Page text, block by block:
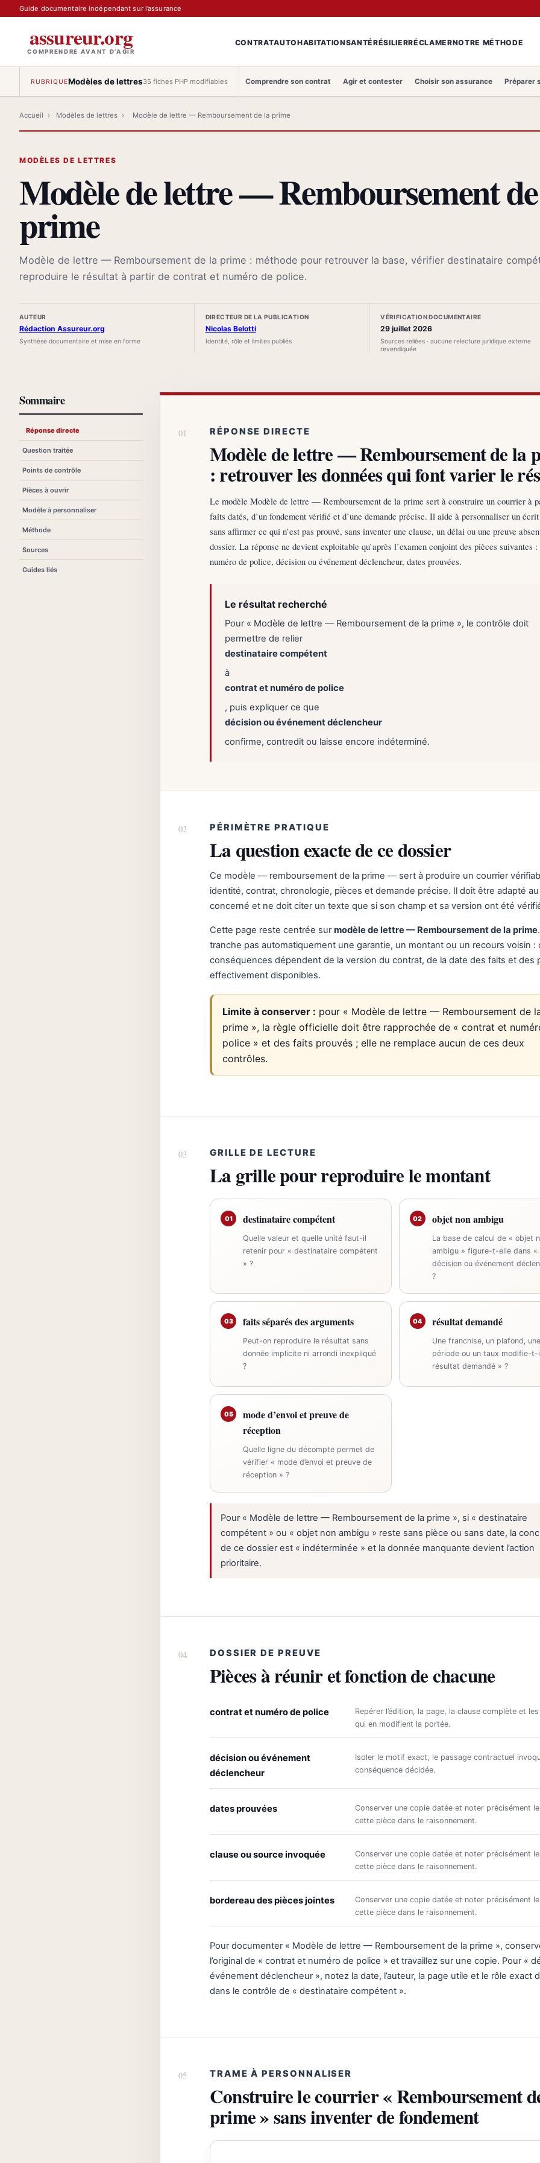
Guide documentaire indépendant sur l’assurance
assureur.org
COMPRENDRE AVANT D’AGIR
CONTRATAUTOHABITATIONSANTÉRÉSILIERRÉCLAMERNOTRE MÉTHODE
RUBRIQUEModèles de lettres35 fiches PHP modifiables Comprendre son contrat Agir et contester Choisir son assurance Préparer
Accueil › Modèles de lettres › Modèle de lettre — Remboursement de la prime
MODÈLES DE LETTRES
Modèle de lettre — Remboursement
prime
Modèle de lettre — Remboursement de la prime : méthode pour retrouver la base, vérifier destinataire
reproduire le résultat à partir de contrat et numéro de police.
AUTEUR
Rédaction Assureur.org
Synthèse documentaire et mise en forme
DIRECTEUR DE LA PUBLICATION
Nicolas Belotti
Identité, rôle et limites publiés
VÉRIFICATION DOCUMENTAIRE
29 juillet 2026
Sources reliées · aucune relecture juridique externe
revendiquée
Sommaire
Réponse directe
Question traitée
Points de contrôle
Pièces à ouvrir
Modèle à personnaliser
Méthode
Sources
Guides liés
RÉPONSE DIRECTE
Modèle de lettre — Remboursement de la
: retrouver les données qui font varier le
Le modèle Modèle de lettre — Remboursement de la prime sert à construire un courrier à
faits datés, d’un fondement vérifié et d’une demande précise. Il aide à personnaliser un
sans affirmer ce qui n’est pas prouvé, sans inventer une clause, un délai ou une preuve
dossier. La réponse ne devient exploitable qu’après l’examen conjoint des pièces suivantes
numéro de police, décision ou événement déclencheur, dates prouvées.
Le résultat recherché
Pour « Modèle de lettre — Remboursement de la prime », le contrôle doit
permettre de relier
destinataire compétent
à
contrat et numéro de police
, puis expliquer ce que
décision ou événement déclencheur
confirme, contredit ou laisse encore indéterminé.
PÉRIMÈTRE PRATIQUE
La question exacte de ce dossier
Ce modèle — remboursement de la prime — sert à produire un courrier
identité, contrat, chronologie, pièces et demande précise. Il doit être adapté
concerné et ne doit citer un texte que si son champ et sa version ont été
Cette page reste centrée surmodèle de lettre — Remboursement de la prime
tranche pas automatiquement une garantie, un montant ou un recours voisin :
conséquences dépendent de la version du contrat, de la date des faits et des
effectivement disponibles.
Limite à conserver : pour « Modèle de lettre — Remboursement de
prime », la règle officielle doit être rapprochée de « contrat et
police » et des faits prouvés ; elle ne remplace aucun de ces deux
contrôles.
GRILLE DE LECTURE
La grille pour reproduire le montant
01 destinataire compétent
Quelle valeur et quelle unité faut-il
retenir pour « destinataire compétent
» ?
02 objet non ambigu
La base de calcul de « objet
ambigu » figure-t-elle dans «
décision ou événement
?
03 faits séparés des arguments
Peut-on reproduire le résultat sans
donnée implicite ni arrondi inexpliqué
?
04 résultat demandé
Une franchise, un plafond, une
période ou un taux modifie-t-
résultat demandé » ?
05
mode d’envoi et preuve de
réception
Quelle ligne du décompte permet de
vérifier « mode d’envoi et preuve de
réception » ?
Pour « Modèle de lettre — Remboursement de la prime », si « destinataire
compétent » ou « objet non ambigu » reste sans pièce ou sans date, la
de ce dossier est « indéterminée » et la donnée manquante devient l’action
prioritaire.
DOSSIER DE PREUVE
Pièces à réunir et fonction de chacune
contrat et numéro de police
Repérer l’édition, la page, la clause complète et
qui en modifient la portée.
décision ou événement
déclencheur
Isoler le motif exact, le passage contractuel
conséquence décidée.
dates prouvées
Conserver une copie datée et noter précisément
cette pièce dans le raisonnement.
clause ou source invoquée
Conserver une copie datée et noter précisément
cette pièce dans le raisonnement.
bordereau des pièces jointes
Conserver une copie datée et noter précisément
cette pièce dans le raisonnement.
Pour documenter « Modèle de lettre — Remboursement de la prime »,
l’original de « contrat et numéro de police » et travaillez sur une copie. Pour «
événement déclencheur », notez la date, l’auteur, la page utile et le rôle exact
dans le contrôle de « destinataire compétent ».
TRAME À PERSONNALISER
Construire le courrier « Remboursement
prime » sans inventer de fondement